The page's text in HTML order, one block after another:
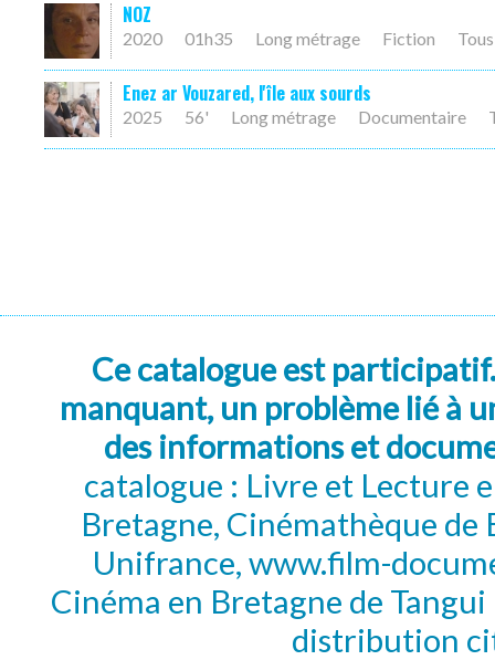
NOZ
2020 01h35 Long métrage Fiction
Enez ar Vouzared, l'île aux sourds
2025 56' Long métrage Documentaire
Ce catalogue est
manquant, un problème lié à
des informations et
catalogue : Livre et Lecture
Bretagne, Cinémathèque de
Unifrance, www.film-
Cinéma en Bretagne de
distribution